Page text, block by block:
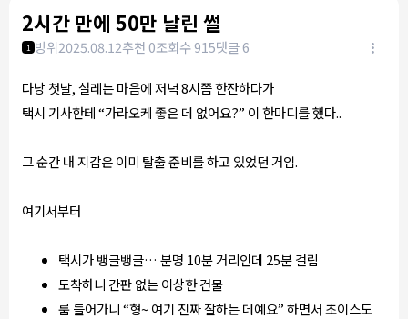
2시간 만에 50만 날린 썰
1 방위2025.08.12추천 0조회수 915댓글 6
다낭 첫날, 설레는 마음에 저녁 8시쯤 한잔하다가
택시 기사한테 “가라오케 좋은 데 없어요?” 이 한마디를 했다..
그 순간 내 지갑은 이미 탈출 준비를 하고 있었던 거임.
여기서부터
택시가 뱅글뱅글… 분명 10분 거리인데 25분 걸림
도착하니 간판 없는 이상한 건물
룸 들어가니 “형~ 여기 진짜 잘하는 데예요” 하면서 초이스도